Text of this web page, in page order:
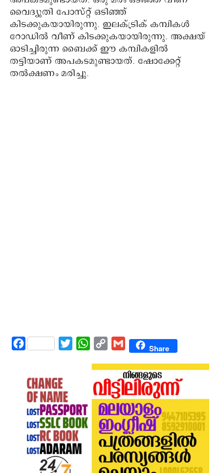
വൈദ്യുതി പോസ്റ്റ് ഒടിഞ്ഞ്
കിടക്കുകയായിരുന്നു. ഇലക്ട്രിക് കമ്പികൾ
റോഡിൽ വീണ് കിടക്കുകയായിരുന്നു. അക്ഷയ്
ഓടിച്ചിരുന്ന ബൈക്ക് ഈ കമ്പികളിൽ
തട്ടിയാണ് അപകടമുണ്ടായത്. ഷോക്കേറ്റ്
തൽക്ഷണം മരിച്ചു.
Facebook Twitter WhatsAppCopy
Gmail Share